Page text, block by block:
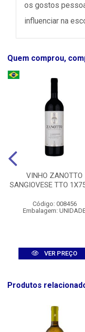
os gostos
influenciar na
Quem comprou,
VINHO ZANOTTO
SANGIOVESE TTO
Código: 008456
Embalagem:
VER PREÇO
Produtos